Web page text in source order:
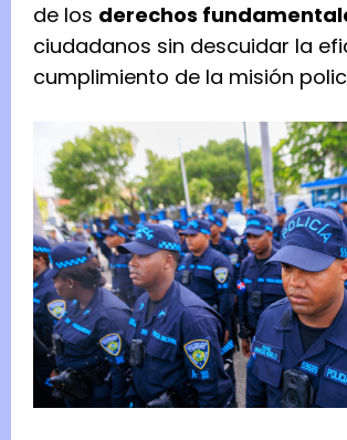
de los derechos
ciudadanos sin descuidar la
cumplimiento de la misión